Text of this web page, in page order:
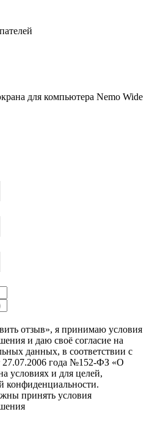
для компьютера Nemo Wide
отзыв», я принимаю условия
и даю своё согласие на
данных, в соответствии с
27.07.2006 года №152-ФЗ «О
условиях и для целей,
конфиденциальности.
принять условия